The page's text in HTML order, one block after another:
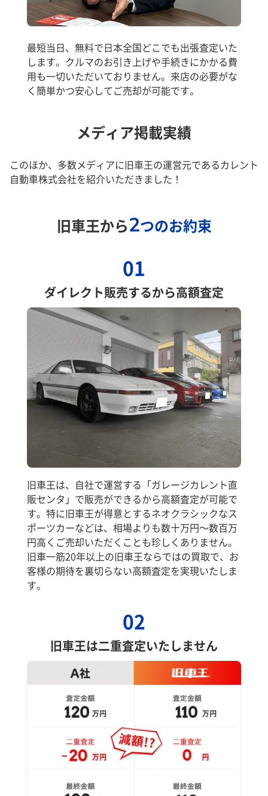
最短当日、無料で日本全国どこでも出張査定いた
します。クルマのお引き上げや手続きにかかる費
用も一切いただいておりません。来店の必要がな
く簡単かつ安心してご売却が可能です。
メディア掲載実績
このほか、多数メディアに旧車王の運営元であるカレント
自動車株式会社を紹介いただきました！
旧車王から2つのお約束
01
ダイレクト販売するから高額査定
旧車王は、自社で運営する「ガレージカレント直
販センタ」で販売ができるから高額査定が可能で
す。特に旧車王が得意とするネオクラシックなス
ポーツカーなどは、相場よりも数十万円～数百万
円高くご売却いただくことも珍しくありません。
旧車一筋20年以上の旧車王ならではの買取で、お
客様の期待を裏切らない高額査定を実現いたしま
す。
02
旧車王は二重査定いたしません